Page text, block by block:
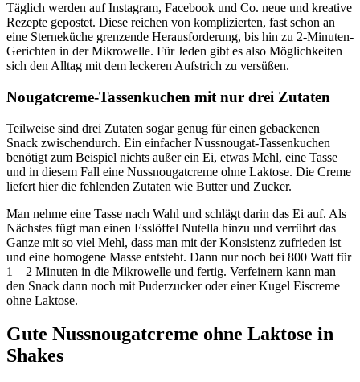
Täglich werden auf Instagram, Facebook und Co. neue und kreative
Rezepte gepostet. Diese reichen von komplizierten, fast schon an
eine Sterneküche grenzende Herausforderung, bis hin zu 2-Minuten-
Gerichten in der Mikrowelle. Für Jeden gibt es also Möglichkeiten
sich den Alltag mit dem leckeren Aufstrich zu versüßen.
Nougatcreme-Tassenkuchen mit nur drei Zutaten
Teilweise sind drei Zutaten sogar genug für einen gebackenen
Snack zwischendurch. Ein einfacher Nussnougat-Tassenkuchen
benötigt zum Beispiel nichts außer ein Ei, etwas Mehl, eine Tasse
und in diesem Fall eine Nussnougatcreme ohne Laktose. Die Creme
liefert hier die fehlenden Zutaten wie Butter und Zucker.
Man nehme eine Tasse nach Wahl und schlägt darin das Ei auf. Als
Nächstes fügt man einen Esslöffel Nutella hinzu und verrührt das
Ganze mit so viel Mehl, dass man mit der Konsistenz zufrieden ist
und eine homogene Masse entsteht. Dann nur noch bei 800 Watt für
1 – 2 Minuten in die Mikrowelle und fertig. Verfeinern kann man
den Snack dann noch mit Puderzucker oder einer Kugel Eiscreme
ohne Laktose.
Gute Nussnougatcreme ohne Laktose in
Shakes